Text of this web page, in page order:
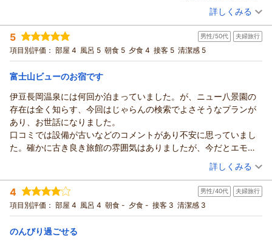
投稿者： nobokinさん(男性/60代)
宿泊プラン： 夕食グレードUP◎鮑の踊り焼きに伊豆名物金目鯛の煮付けをプ
ラス！＜あやめ会席＞
和室 朝・夕
宿泊価格帯： 16,001～17,000円(大人一人あたり/税込)
詳しくみる
5 男性/50代 夫婦旅行
項目別評価： 部屋 4 風呂 5 朝食 5 夕食 4 接客 5 清潔感 5
富士山ビューのお宿です
伊豆長岡温泉には何回か泊まっていました。が、ニュー八景園の
存在は全く知らす、今回はじゃらんの検索でよさそうなプランが
あり、お世話になりました。
口コミでは設備が古いなどのコメントがあり不安に思っていまし
た。確かに古き良き旅館の雰囲気はありましたが、今だとエモい
チェックインではフロントの方々が楽しく迎えて下さいました。
ロビーに鯉の池があったり、ちょっと懐かしい感じがしました。
ウキウキ気分でチェックインです。
お部屋はツインのお部屋でした。富士山が窓からきれいに見え、
お風呂は、なんと言っても天空露天風呂、裸で富士山と対峙する
（投稿日：2026/05/26）
宿泊時期： 2026年04月宿泊 (夫婦旅行)
投稿者： としさん(男性/50代)
宿泊プラン： カップル・ご夫婦・女子旅・母娘旅に。スパークリングワイ
ン・色浴衣など3大特典付き【大人2人の癒し旅】
ツイン 朝・夕
宿泊価格帯： 13,001～14,000円(大人一人あたり/税込)
詳しくみる
4 男性/40代 夫婦旅行
項目別評価： 部屋 4 風呂 4 朝食 - 夕食 - 接客 3 清潔感 3
のんびり過ごせる